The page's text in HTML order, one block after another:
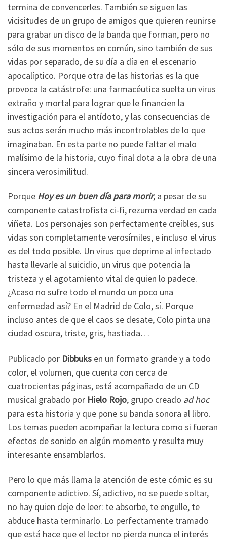
termina de convencerles. También se siguen las
vicisitudes de un grupo de amigos que quieren reunirse
para grabar un disco de la banda que forman, pero no
sólo de sus momentos en común, sino también de sus
vidas por separado, de su día a día en el escenario
apocalíptico. Porque otra de las historias es la que
provoca la catástrofe: una farmacéutica suelta un virus
extraño y mortal para lograr que le financien la
investigación para el antídoto, y las consecuencias de
sus actos serán mucho más incontrolables de lo que
imaginaban. En esta parte no puede faltar el malo
malísimo de la historia, cuyo final dota a la obra de una
sincera verosimilitud.
Porque Hoy es un buen día para morir, a pesar de su
componente catastrofista ci-fi, rezuma verdad en cada
viñeta. Los personajes son perfectamente creíbles, sus
vidas son completamente verosímiles, e incluso el virus
es del todo posible. Un virus que deprime al infectado
hasta llevarle al suicidio, un virus que potencia la
tristeza y el agotamiento vital de quien lo padece.
¿Acaso no sufre todo el mundo un poco una
enfermedad así? En el Madrid de Colo, sí. Porque
incluso antes de que el caos se desate, Colo pinta una
ciudad oscura, triste, gris, hastiada…
Publicado por Dibbuks en un formato grande y a todo
color, el volumen, que cuenta con cerca de
cuatrocientas páginas, está acompañado de un CD
musical grabado por Hielo Rojo, grupo creado ad hoc
para esta historia y que pone su banda sonora al libro.
Los temas pueden acompañar la lectura como si fueran
efectos de sonido en algún momento y resulta muy
interesante ensamblarlos.
Pero lo que más llama la atención de este cómic es su
componente adictivo. Sí, adictivo, no se puede soltar,
no hay quien deje de leer: te absorbe, te engulle, te
abduce hasta terminarlo. Lo perfectamente tramado
que está hace que el lector no pierda nunca el interés